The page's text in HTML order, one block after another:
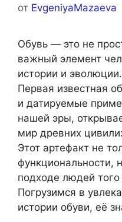
от EvgeniyaMazaeva
Обувь — это не
важный элемент
истории и эволюции.
Первая известная
и датируемые
нашей эры,
мир древних
Этот артефакт не
функциональности,
подходе людей
Погрузимся в
истории обуви, её